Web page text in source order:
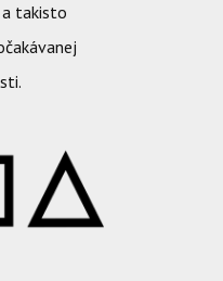
a takisto